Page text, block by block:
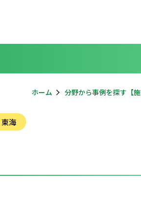
ホーム 分野から事例を探す【
海